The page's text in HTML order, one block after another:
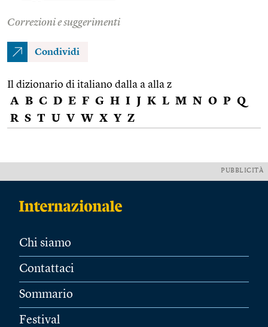
Correzioni e suggerimenti
Condividi
Il dizionario di italiano dalla a alla z
A B C D E F G H I J K L M N O P Q
R S T U V W X Y Z
PUBBLICITÀ
Chi siamo
Contattaci
Sommario
Festival